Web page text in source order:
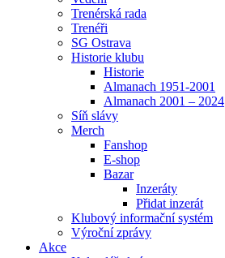
Trenérská rada
Trenéři
SG Ostrava
Historie klubu
Historie
Almanach 1951-2001
Almanach 2001 – 2024
Síň slávy
Merch
Fanshop
E-shop
Bazar
Inzeráty
Přidat inzerát
Klubový informační systém
Výroční zprávy
Akce